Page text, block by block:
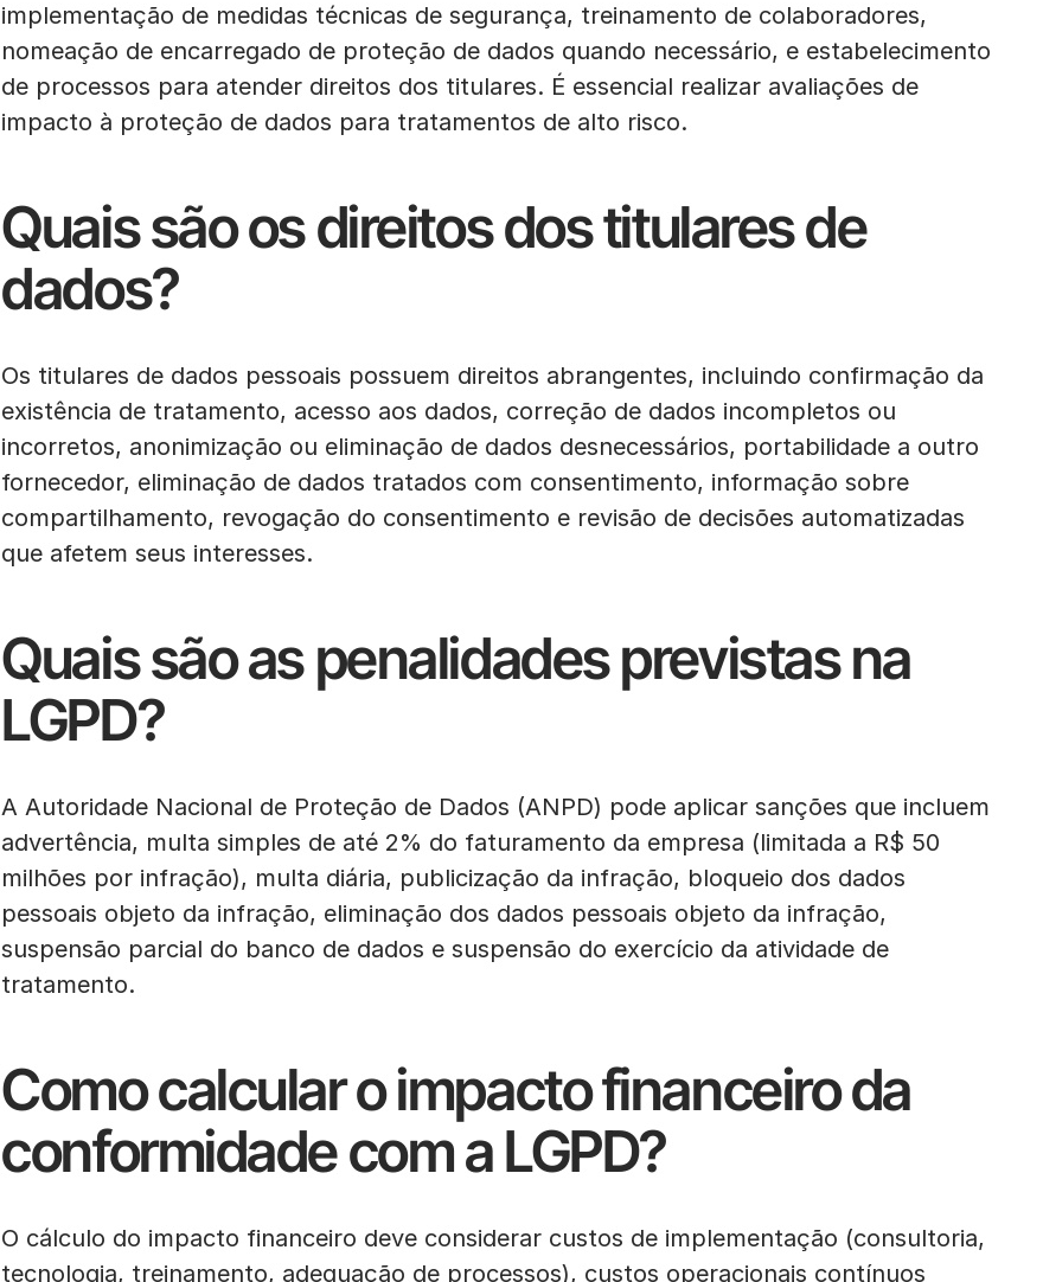
implementação de medidas técnicas de segurança, treinamento de colaboradores,
nomeação de encarregado de proteção de dados quando necessário, e estabelecimento
de processos para atender direitos dos titulares. É essencial realizar avaliações de
impacto à proteção de dados para tratamentos de alto risco.
Quais são os direitos dos titulares de
dados?
Os titulares de dados pessoais possuem direitos abrangentes, incluindo confirmação da
existência de tratamento, acesso aos dados, correção de dados incompletos ou
incorretos, anonimização ou eliminação de dados desnecessários, portabilidade a outro
fornecedor, eliminação de dados tratados com consentimento, informação sobre
compartilhamento, revogação do consentimento e revisão de decisões automatizadas
que afetem seus interesses.
Quais são as penalidades previstas na
LGPD?
A Autoridade Nacional de Proteção de Dados (ANPD) pode aplicar sanções que incluem
advertência, multa simples de até 2% do faturamento da empresa (limitada a R$ 50
milhões por infração), multa diária, publicização da infração, bloqueio dos dados
pessoais objeto da infração, eliminação dos dados pessoais objeto da infração,
suspensão parcial do banco de dados e suspensão do exercício da atividade de
tratamento.
Como calcular o impacto financeiro da
conformidade com a LGPD?
O cálculo do impacto financeiro deve considerar custos de implementação (consultoria,
tecnologia, treinamento, adequação de processos), custos operacionais contínuos